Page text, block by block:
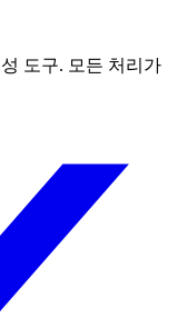
도구. 모든 처리가